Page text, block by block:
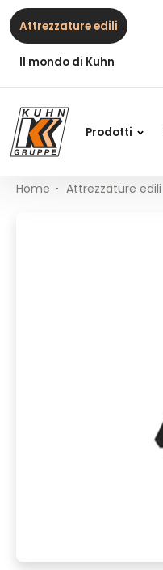
Contenuti
Indice
Navigazione principale
Table Of Content
FM 200C
Attrezzature edili
Il mondo di Kuhn
Prodotti
Home Attrezzature edili